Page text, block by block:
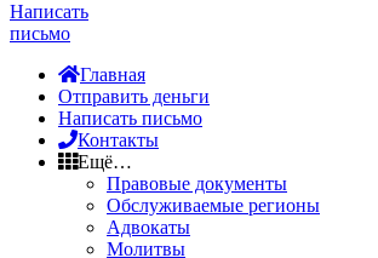
Написать
письмо
Главная
Отправить деньги
Написать письмо
Контакты
Ещё…
Правовые документы
Обслуживаемые регионы
Адвокаты
Молитвы